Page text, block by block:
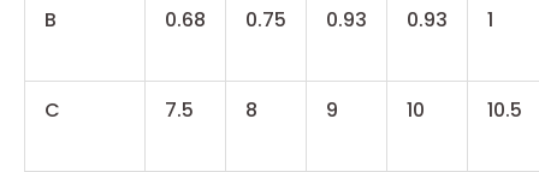
B 0.68 0.75 0.93 0.93 1
C 7.5 8 9 10 10.5